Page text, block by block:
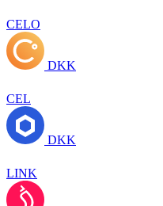
CELO
DKK
CEL
DKK
LINK